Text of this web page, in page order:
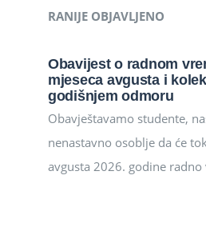
RANIJE OBJAVLJENO
Obavijest o radnom
mjeseca avgusta i
godišnjem odmoru
Obavještavamo studente,
nenastavno osoblje da će
avgusta 2026. godine